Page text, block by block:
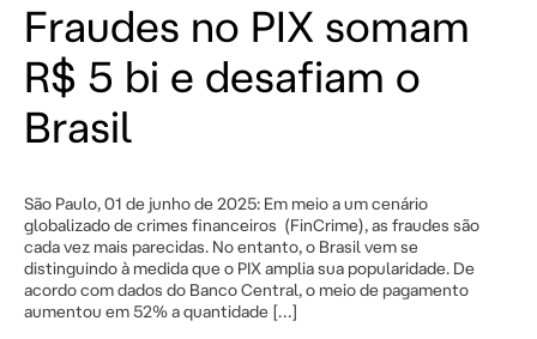
Fraudes no PIX somam
R$ 5 bi e desafiam o
Brasil
São Paulo, 01 de junho de 2025: Em meio a um cenário
globalizado de crimes financeiros (FinCrime), as fraudes são
cada vez mais parecidas. No entanto, o Brasil vem se
distinguindo à medida que o PIX amplia sua popularidade. De
acordo com dados do Banco Central, o meio de pagamento
aumentou em 52% a quantidade […]